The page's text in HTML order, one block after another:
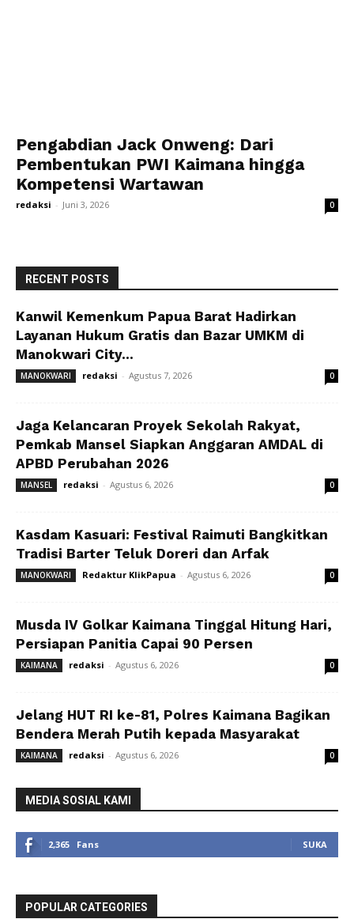
Pengabdian Jack Onweng: Dari
Pembentukan PWI Kaimana hingga
Kompetensi Wartawan
redaksi - Juni 3, 2026 0
RECENT POSTS
Kanwil Kemenkum Papua Barat Hadirkan
Layanan Hukum Gratis dan Bazar UMKM di
Manokwari City...
MANOKWARI redaksi - Agustus 7, 2026 0
Jaga Kelancaran Proyek Sekolah Rakyat,
Pemkab Mansel Siapkan Anggaran AMDAL di
APBD Perubahan 2026
MANSEL redaksi - Agustus 6, 2026 0
Kasdam Kasuari: Festival Raimuti Bangkitkan
Tradisi Barter Teluk Doreri dan Arfak
MANOKWARI Redaktur KlikPapua - Agustus 6, 2026 0
Musda IV Golkar Kaimana Tinggal Hitung Hari,
Persiapan Panitia Capai 90 Persen
KAIMANA redaksi - Agustus 6, 2026 0
Jelang HUT RI ke-81, Polres Kaimana Bagikan
Bendera Merah Putih kepada Masyarakat
KAIMANA redaksi - Agustus 6, 2026 0
MEDIA SOSIAL KAMI
2,365 Fans SUKA
POPULAR CATEGORIES